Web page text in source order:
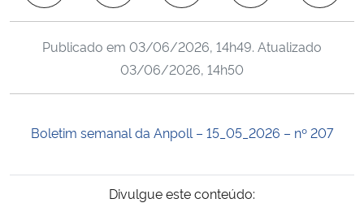
Ministério do Meio Ambiente
Publicado em 03/06/2026, 14h49. Atualizado
03/06/2026, 14h50
Boletim semanal da Anpoll – 15_05_2026 – nº 207
Divulgue este conteúdo: